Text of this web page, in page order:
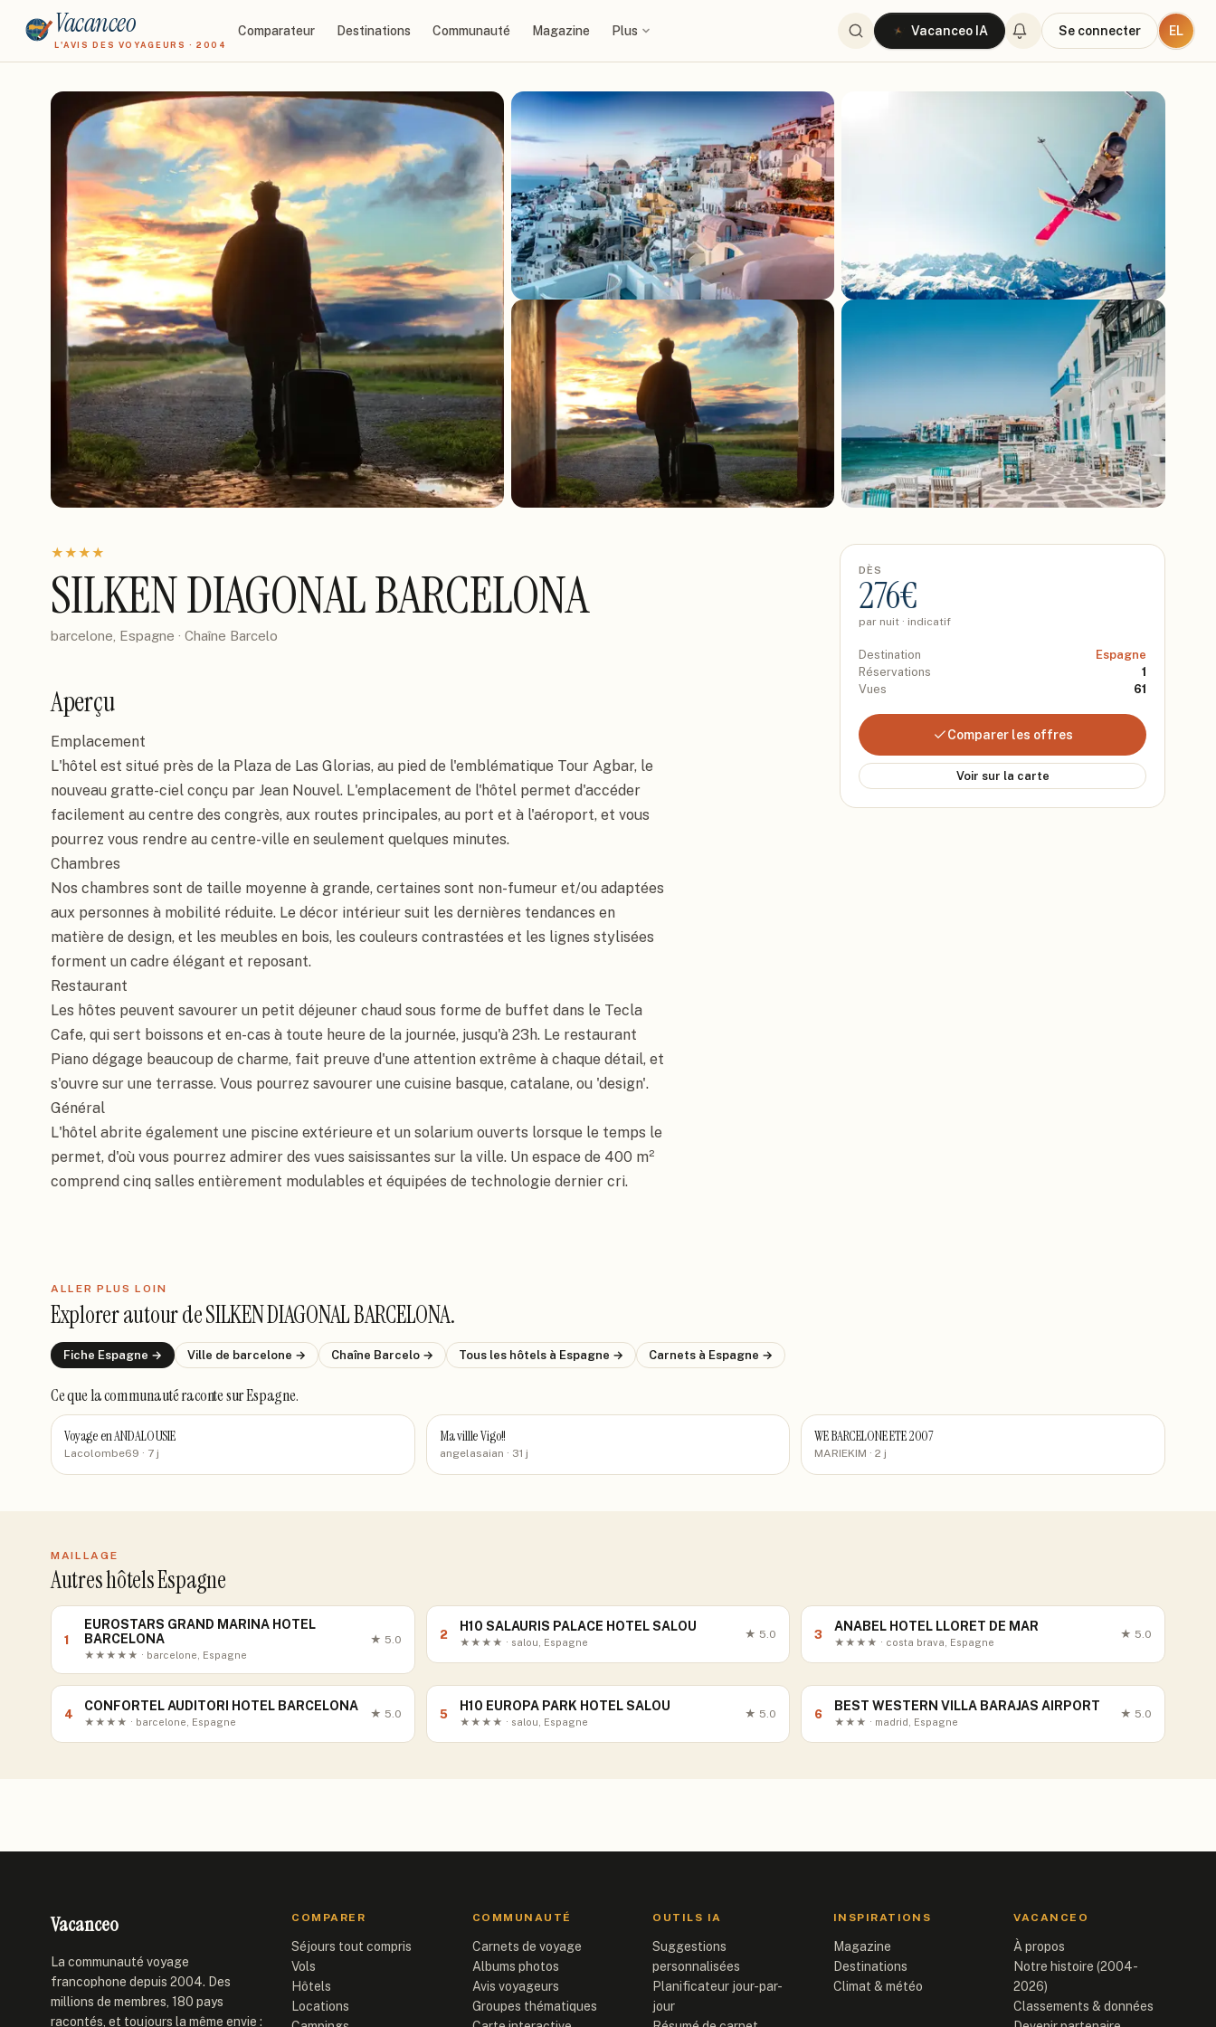
Vacanceo
L'AVIS DES VOYAGEURS · 2004
Comparateur Destinations Communauté Magazine Plus Vacanceo IA Se connecter EL
★★★★
SILKEN DIAGONAL BARCELONA
barcelone, Espagne · Chaîne Barcelo
Aperçu
Emplacement
L'hôtel est situé près de la Plaza de Las Glorias, au pied de l'emblématique Tour Agbar, le
nouveau gratte-ciel conçu par Jean Nouvel. L'emplacement de l'hôtel permet d'accéder
facilement au centre des congrès, aux routes principales, au port et à l'aéroport, et vous
pourrez vous rendre au centre-ville en seulement quelques minutes.
Chambres
Nos chambres sont de taille moyenne à grande, certaines sont non-fumeur et/ou adaptées
aux personnes à mobilité réduite. Le décor intérieur suit les dernières tendances en
matière de design, et les meubles en bois, les couleurs contrastées et les lignes stylisées
forment un cadre élégant et reposant.
Restaurant
Les hôtes peuvent savourer un petit déjeuner chaud sous forme de buffet dans le Tecla
Cafe, qui sert boissons et en-cas à toute heure de la journée, jusqu'à 23h. Le restaurant
Piano dégage beaucoup de charme, fait preuve d'une attention extrême à chaque détail, et
s'ouvre sur une terrasse. Vous pourrez savourer une cuisine basque, catalane, ou 'design'.
Général
L'hôtel abrite également une piscine extérieure et un solarium ouverts lorsque le temps le
permet, d'où vous pourrez admirer des vues saisissantes sur la ville. Un espace de 400 m²
comprend cinq salles entièrement modulables et équipées de technologie dernier cri.
DÈS
276€
par nuit · indicatif
Destination
Espagne
Réservations
1
Vues
61
Comparer les offres
Voir sur la carte
ALLER PLUS LOIN
Explorer autour deSILKEN DIAGONAL BARCELONA.
Fiche Espagne → Ville de barcelone → Chaîne Barcelo → Tous les hôtels à Espagne → Carnets à Espagne →
Ce que la communauté racontesur Espagne.
Voyage en ANDALOUSIE
Lacolombe69 · 7 j
Ma villle Vigo!!
angelasaian · 31 j
WE BARCELONE ETE 2007
MARIEKIM · 2 j
MAILLAGE
Autres hôtels Espagne
1
EUROSTARS GRAND MARINA HOTEL
BARCELONA
★★★★★ · barcelone, Espagne
★ 5.0 2
H10 SALAURIS PALACE HOTEL SALOU
★★★★ · salou, Espagne
★ 5.0 3
ANABEL HOTEL LLORET DE MAR
★★★★ · costa brava, Espagne
★ 5.0
4
CONFORTEL AUDITORI HOTEL BARCELONA
★★★★ · barcelone, Espagne
★ 5.0 5
H10 EUROPA PARK HOTEL SALOU
★★★★ · salou, Espagne
★ 5.0 6
BEST WESTERN VILLA BARAJAS AIRPORT
★★★ · madrid, Espagne
★ 5.0
Vacanceo
La communauté voyage
francophone depuis 2004. Des
millions de membres, 180 pays
racontés, et toujours la même envie :
COMPARER
Séjours tout compris
Vols
Hôtels
Locations
COMMUNAUTÉ
Carnets de voyage
Albums photos
Avis voyageurs
Groupes thématiques
OUTILS IA
Suggestions
personnalisées
Planificateur jour-par-
jour
INSPIRATIONS
Magazine
Destinations
Climat & météo
VACANCEO
À propos
Notre histoire (2004-
2026)
Classements & données